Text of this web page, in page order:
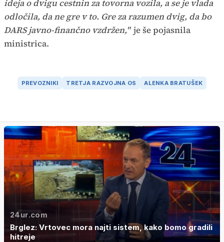
ideja o dvigu cestnin za tovorna vozila, a se je vlada
odločila, da ne gre v to. Gre za razumen dvig, da bo
DARS javno-finančno vzdržen," je še pojasnila
ministrica.
PREVOZNIKI TRETJA RAZVOJNA OS ALENKA BRATUŠEK
24ur.com
Brglez: Vrtovec mora najti sistem, kako bomo gradili
hitreje